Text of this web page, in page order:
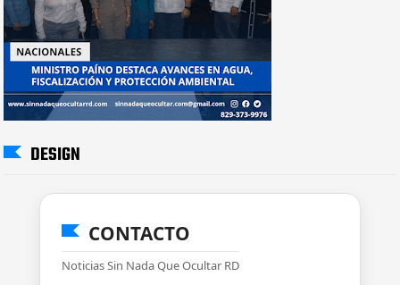
DESIGN
CONTACTO
Noticias Sin Nada Que Ocultar RD